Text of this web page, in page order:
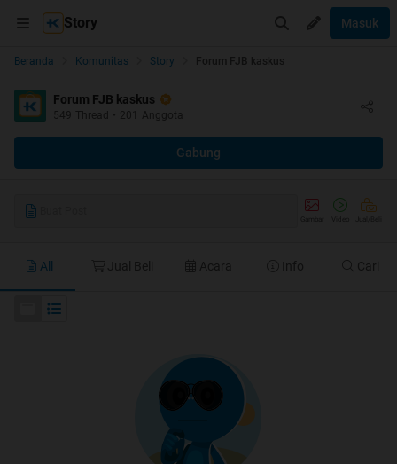
Story Masuk
Beranda Komunitas Story Forum FJB kaskus
Forum FJB kaskus
549 Thread • 201 Anggota
Gabung
All Jual Beli Acara Info Cari